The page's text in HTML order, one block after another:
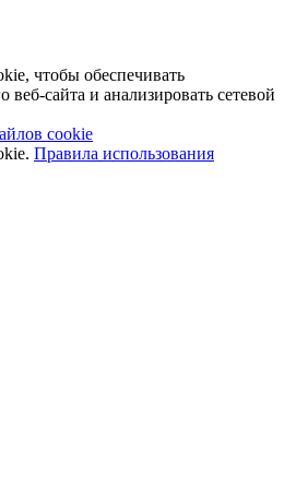
чтобы обеспечивать
сайта и анализировать сетевой
cookie
Правила использования